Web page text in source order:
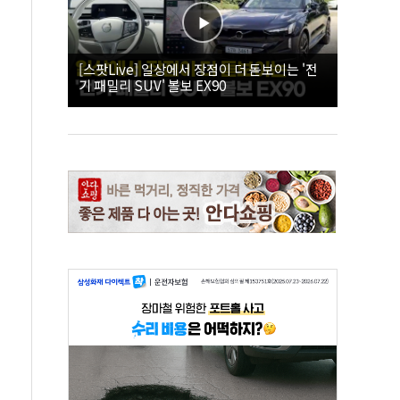
[스팟Live] 일상에서 장점이 더 돋보이는 '전
기 패밀리 SUV' 볼보 EX90